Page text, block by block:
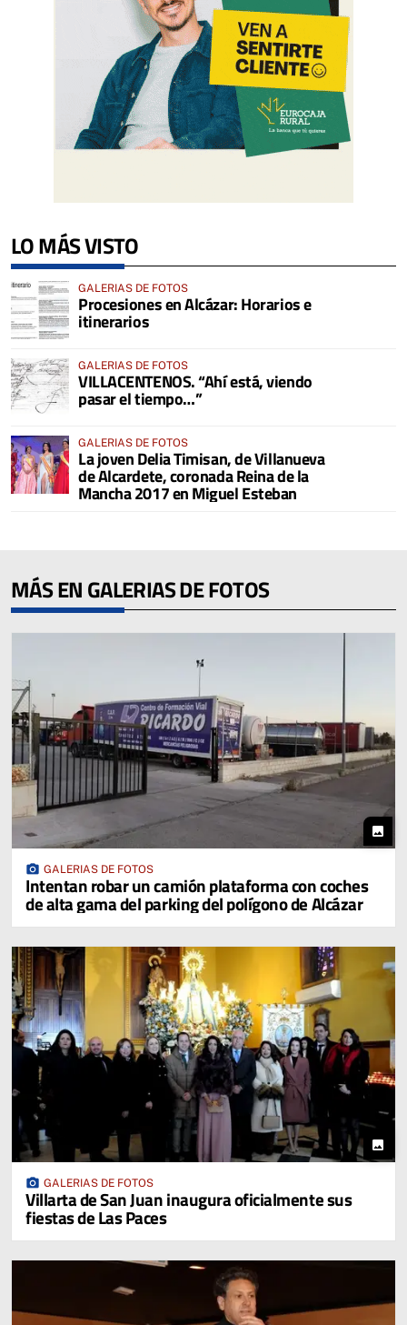
LO MÁS VISTO
GALERIAS DE FOTOS
Procesiones en Alcázar: Horarios e
itinerarios
GALERIAS DE FOTOS
VILLACENTENOS. “Ahí está, viendo
pasar el tiempo…”
GALERIAS DE FOTOS
La joven Delia Timisan, de Villanueva
de Alcardete, coronada Reina de la
Mancha 2017 en Miguel Esteban
MÁS EN GALERIAS DE FOTOS
photo
photo_camera GALERIAS DE FOTOS
Intentan robar un camión plataforma con coches
de alta gama del parking del polígono de Alcázar
photo
photo_camera GALERIAS DE FOTOS
Villarta de San Juan inaugura oficialmente sus
fiestas de Las Paces